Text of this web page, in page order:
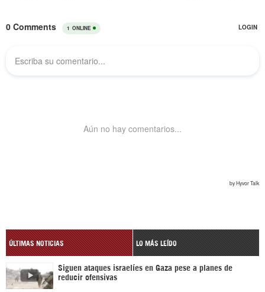
ÚLTIMAS NOTICIAS LO MÁS LEÍDO
Siguen ataques israelíes en Gaza pese a planes de
reducir ofensivas